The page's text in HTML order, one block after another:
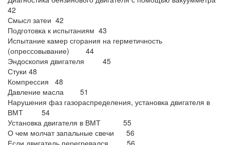
42
Смысл затеи 42
Подготовка к испытаниям 43
Испытание камер сгорания на герметичность
(опрессовывание) 44
Эндоскопия двигателя 45
Стуки 48
Компрессия 48
Давление масла 51
Нарушения фаз газораспределения, установка двигателя в
ВМТ 54
Установка двигателя в ВМТ 55
О чем молчат запальные свечи 56
Если двигатель перегревался 56